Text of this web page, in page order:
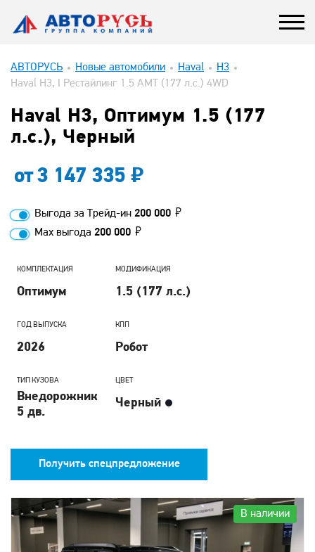
АВТОРУСЬ Новые автомобили Haval
H3
Haval H3, I Рестайлинг 1.5 AMT (177 л.с.) 4WD
Haval H3, Оптимум 1.5 (177
л.с.), Черный
от3 147 335
Выгода за Трейд-ин 200 000
Max выгода 200 000
КОМПЛЕКТАЦИЯ
Оптимум
МОДИФИКАЦИЯ
1.5 (177 л.с.)
ГОД ВЫПУСКА
2026
КПП
Робот
ТИП КУЗОВА
Внедорожник
5 дв.
ЦВЕТ
Черный
Получить спецпредложение
В наличии